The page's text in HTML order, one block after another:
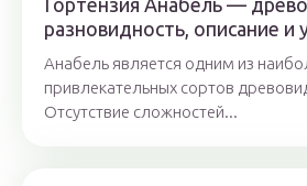
Гортензия Анабель —
разновидность, описание и
Анабель является одним из
привлекательных сортов
Отсутствие сложностей...